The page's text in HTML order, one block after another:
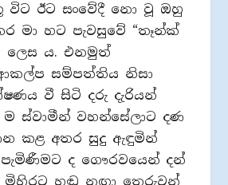
විට ඊට සංවේදී නො වූ ඔහු
මා හට පැවසුවේ “තෑන්ක්
ලෙස ය. එනමුත්
සම්පත්තිය නිසා
වී සිටි දරු දැරියන්
ම ස්වාමීන් වහන්සේලාට දණ
කළ අතර සුදු ඇඳුමින්
පැමිණීමට ද ගෞරවයෙන් දන්
මිහිරට හඬ නඟා තෙරුවන්